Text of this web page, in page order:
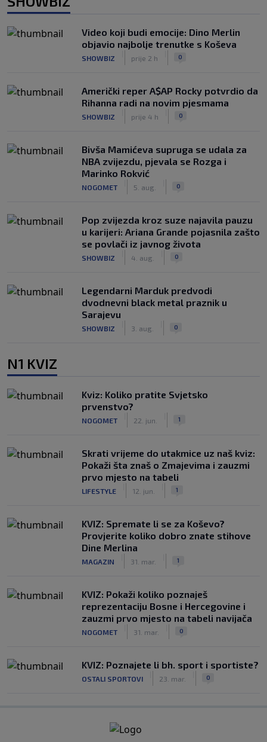
Video koji budi emocije: Dino Merlin
objavio najbolje trenutke s Koševa
SHOWBIZ prije 2 h 0
Američki reper A$AP Rocky potvrdio da
Rihanna radi na novim pjesmama
SHOWBIZ prije 4 h 0
Bivša Mamićeva supruga se udala za
NBA zvijezdu, pjevala se Rozga i
Marinko Rokvić
NOGOMET 5. aug. 0
Pop zvijezda kroz suze najavila pauzu
u karijeri: Ariana Grande pojasnila zašto
se povlači iz javnog života
SHOWBIZ 4. aug. 0
Legendarni Marduk predvodi
dvodnevni black metal praznik u
Sarajevu
SHOWBIZ 3. aug. 0
N1 KVIZ
Kviz: Koliko pratite Svjetsko
prvenstvo?
NOGOMET 22. jun. 1
Skrati vrijeme do utakmice uz naš kviz:
Pokaži šta znaš o Zmajevima i zauzmi
prvo mjesto na tabeli
LIFESTYLE 12. jun. 1
KVIZ: Spremate li se za Koševo?
Provjerite koliko dobro znate stihove
Dine Merlina
MAGAZIN 31. mar. 1
KVIZ: Pokaži koliko poznaješ
reprezentaciju Bosne i Hercegovine i
zauzmi prvo mjesto na tabeli navijača
NOGOMET 31. mar. 0
KVIZ: Poznajete li bh. sport i sportiste?
OSTALI SPORTOVI 23. mar. 0